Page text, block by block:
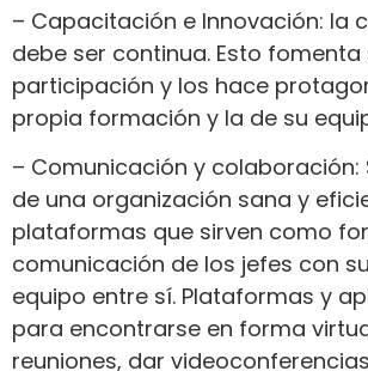
– Capacitación e Innovación: la
debe ser continua. Esto fomenta
participación y los hace
propia formación y la de su
– Comunicación y colaboración:
de una organización sana y
plataformas que sirven como
comunicación de los jefes con
equipo entre sí. Plataformas y
para encontrarse en forma
reuniones, dar videoconferencias